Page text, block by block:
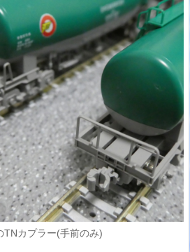
TNカプラー(手前のみ)